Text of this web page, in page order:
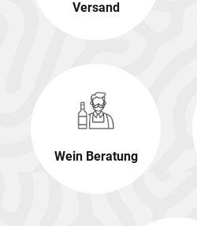
Versand
Wein Beratung